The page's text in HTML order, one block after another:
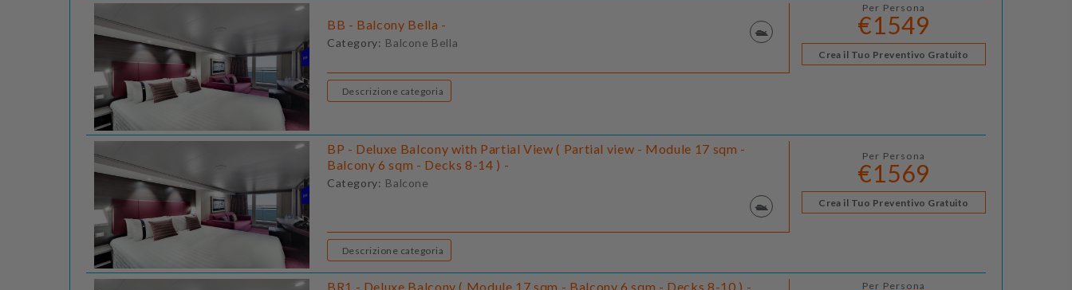
BB - Balcony Bella -
Category: Balcone Bella
Per Persona
€1549
Crea il Tuo Preventivo Gratuito
Descrizione categoria
BP - Deluxe Balcony with Partial View ( Partial view - Module 17 sqm -
Balcony 6 sqm - Decks 8-14 ) -
Category: Balcone
Per Persona
€1569
Crea il Tuo Preventivo Gratuito
Descrizione categoria
BR1 - Deluxe Balcony ( Module 17 sqm - Balcony 6 sqm - Decks 8-10 ) - Per Persona